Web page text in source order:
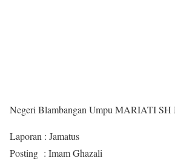
Negeri Blambangan Umpu MARIATI SH
Laporan : Jamatus
Posting : Imam Ghazali